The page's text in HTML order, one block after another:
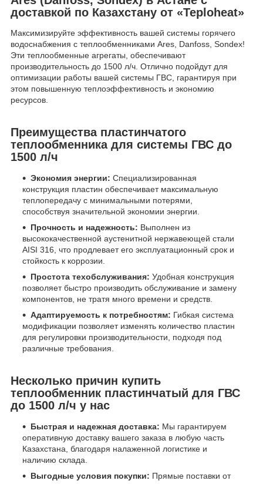
доставкой по Казахстану от «Teploheat»
Максимизируйте эффективность вашей системы горячего
водоснабжения с теплообменниками Ares, Danfoss, Sondex!
Эти теплообменные агрегаты, обеспечивают
производительность до 1500 л/ч. Отлично подойдут для
оптимизации работы вашей системы ГВС, гарантируя при
этом повышенную теплоэффективность и экономию
ресурсов.
Преимущества пластинчатого
теплообменника для системы ГВС до
1500 л/ч
Экономия энергии: Специализированная
конструкция пластин обеспечивает максимальную
теплопередачу с минимальными потерями,
способствуя значительной экономии энергии.
Прочность и надежность: Выполнен из
высококачественной аустенитной нержавеющей стали
AISI 316, что продлевает его эксплуатационный срок и
стойкость к коррозии.
Простота техобслуживания: Удобная конструкция
позволяет быстро производить обслуживание и замену
компонентов, не тратя много времени и средств.
Адаптируемость к потребностям: Гибкая система
модификации позволяет изменять количество пластин
для регулировки производительности, подходя под
различные требования.
Несколько причин купить
теплообменник пластинчатый для ГВС
до 1500 л/ч у нас
Быстрая и надежная доставка: Мы гарантируем
оперативную доставку вашего заказа в любую часть
Казахстана, благодаря налаженной логистике и
наличию склада.
Выгодные условия покупки: Прямые поставки от